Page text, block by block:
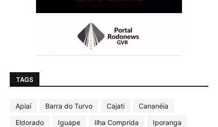
TAGS
Apiaí Barra do Turvo Cajati
Cananéia
Eldorado
Iguape Ilha Comprida
Iporanga